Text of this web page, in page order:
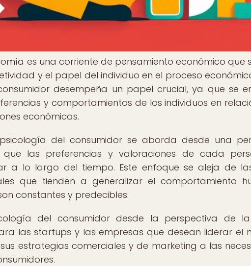
es una corriente de pensamiento económico que
y el papel del individuo en el proceso
desempeña un papel crucial, ya que se
y comportamientos de los individuos en
económicas.
del consumidor se aborda desde una
que las preferencias y valoraciones de cada
a lo largo del tiempo. Este enfoque se aleja de
que tienden a generalizar el comportamiento
constantes y predecibles.
del consumidor desde la perspectiva de la
las startups y las empresas que desean liderar el
estrategias comerciales y de marketing a las